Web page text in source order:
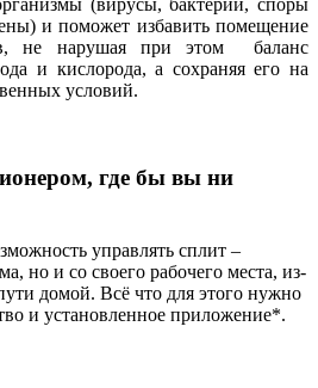
(вирусы, бактерии, споры
и поможет избавить помещение
не нарушая при этом баланс
и кислорода, а сохраняя его на
условий.
где бы вы ни
управлять сплит –
но и со своего рабочего места, из-
домой. Всё что для этого нужно
и установленное приложение*.